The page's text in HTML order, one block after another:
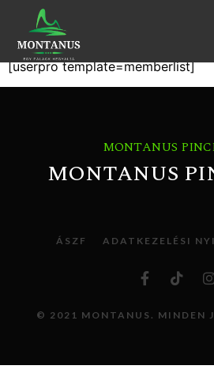
Member
[userpro template=memberlist]
MONTANUS
MONTANUS
ÁSZF ADATKEZELÉSI
© 2021 MONTANUS. MINDEN